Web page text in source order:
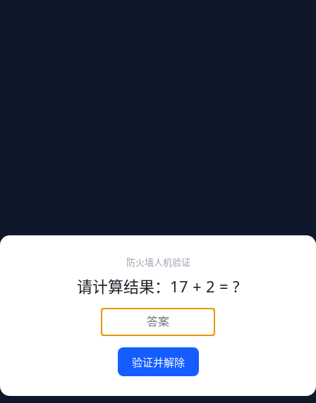
防火墙人机验证
请计算结果：17 + 2 = ?
验证并解除